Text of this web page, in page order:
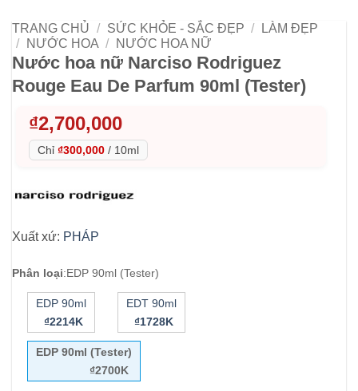
TRANG CHỦ / SỨC KHỎE - SẮC ĐẸP /
LÀM ĐẸP
/
NƯỚC HOA / NƯỚC HOA NỮ
Nước hoa nữ Narciso Rodriguez
Rouge Eau De Parfum 90ml (Tester)
₫2,700,000
Chỉ ₫300,000 / 10ml
Xuất xứ: PHÁP
Phân loại:EDP 90ml (Tester)
EDP 90ml
₫2214K
EDT 90ml
₫1728K
EDP 90ml (Tester)
₫2700K